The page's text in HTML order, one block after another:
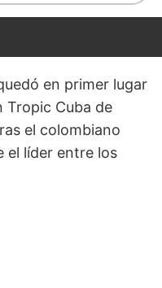
en primer lugar
Tropic Cuba de
el colombiano
el líder entre los